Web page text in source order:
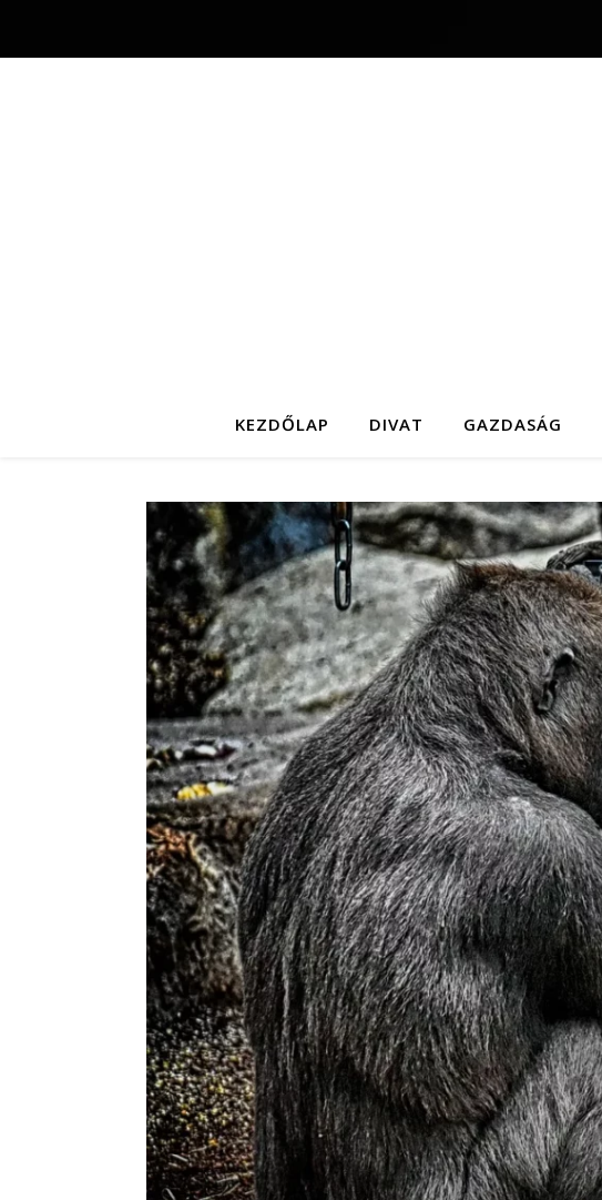
KEZDŐLAP DIVAT GAZDASÁG